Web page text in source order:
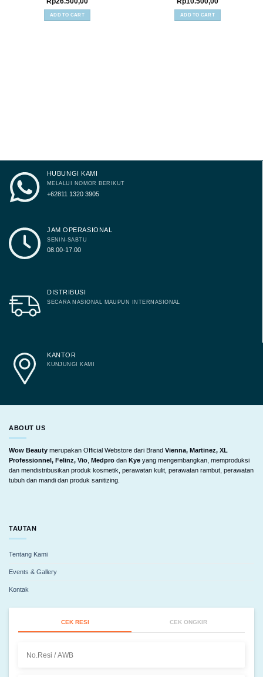
ADD TO CART ADD TO CART
HUBUNGI KAMI
MELALUI NOMOR BERIKUT
+62811 1320 3905
JAM OPERASIONAL
SENIN-SABTU
08.00-17.00
DISTRIBUSI
SECARA NASIONAL MAUPUN INTERNASIONAL
KANTOR
KUNJUNGI KAMI
ABOUT US
Wow Beauty merupakan Official Webstore dari Brand Vienna, Martinez, XL
Professionnel, Felinz, Vio Medpro dan Kye yang mengembangkan, memproduksi
dan mendistribusikan produk kosmetik, perawatan kulit, perawatan rambut, perawatan
tubuh dan mandi dan produk sanitizing.
TAUTAN
Tentang Kami
Events & Gallery
Kontak
CEK RESI CEK ONGKIR